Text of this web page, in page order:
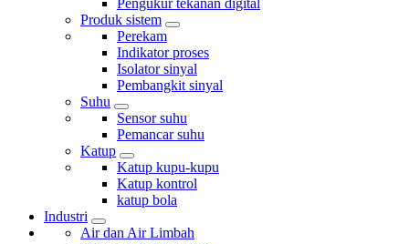
Pengukur tekanan digital
Produk sistem
Perekam
Indikator proses
Isolator sinyal
Pembangkit sinyal
Suhu
Sensor suhu
Pemancar suhu
Katup
Katup kupu-kupu
Katup kontrol
katup bola
Industri
Air dan Air Limbah